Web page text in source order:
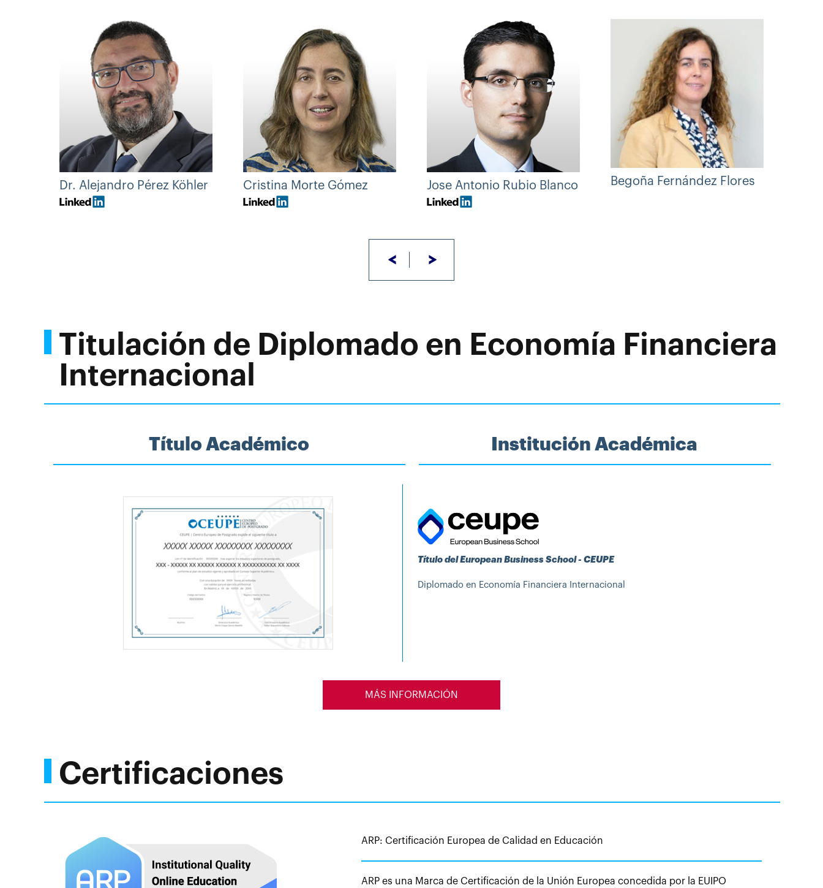
Dr. Alejandro Pérez Köhler Cristina Morte Gómez Jose Antonio Rubio Blanco Begoña Fernández Flores
< >
Titulación de Diplomado en Economía Financiera
Internacional
Título Académico Institución Académica
Título del European Business School - CEUPE
Diplomado en Economía Financiera Internacional
MÁS INFORMACIÓN
Certificaciones
ARP: Certificación Europea de Calidad en Educación
ARP es una Marca de Certificación de la Unión Europea concedida por la EUIPO